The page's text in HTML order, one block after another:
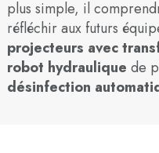
plus simple, il
réfléchir aux futurs
projecteurs avec
robot hydraulique de
désinfection